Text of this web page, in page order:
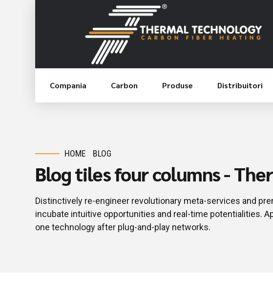
Compania Carbon Produse Distribuitori
HOME BLOG
Blog tiles four columns -
Distinctively re-engineer revolutionary meta-services and
incubate intuitive opportunities and real-time potentialities.
one technology after plug-and-play networks.